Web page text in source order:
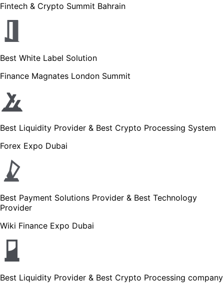
Fintech & Crypto Summit Bahrain
Best White Label Solution
Finance Magnates London Summit
Best Liquidity Provider & Best Crypto Processing System
Forex Expo Dubai
Best Payment Solutions Provider & Best Technology
Provider
Wiki Finance Expo Dubai
Best Liquidity Provider & Best Crypto Processing company